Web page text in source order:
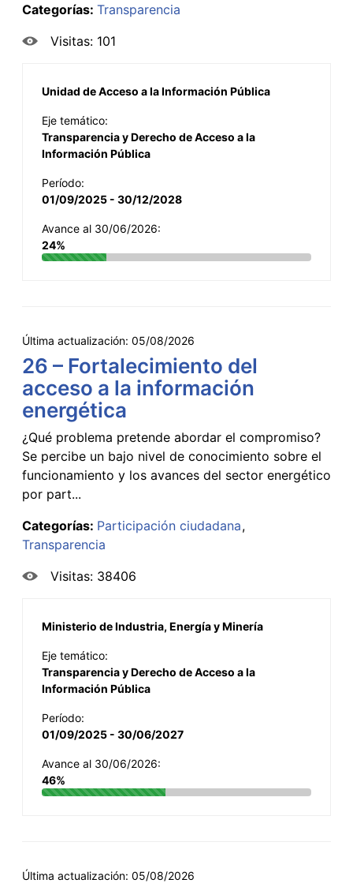
Categorías: Transparencia
Visitas: 101
Unidad de Acceso a la Información Pública
Eje temático:
Transparencia y Derecho de Acceso a la
Información Pública
Período:
01/09/2025 - 30/12/2028
Avance al 30/06/2026:
24%
Última actualización: 05/08/2026
26 – Fortalecimiento del
acceso a la información
energética
¿Qué problema pretende abordar el compromiso?
Se percibe un bajo nivel de conocimiento sobre el
funcionamiento y los avances del sector energético
por part...
Categorías: Participación ciudadana
Transparencia
Visitas: 38406
Ministerio de Industria, Energía y Minería
Eje temático:
Transparencia y Derecho de Acceso a la
Información Pública
Período:
01/09/2025 - 30/06/2027
Avance al 30/06/2026:
46%
Última actualización: 05/08/2026